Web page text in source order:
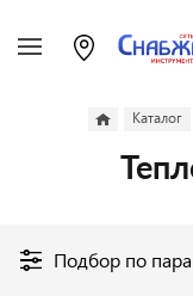
Каталог
Подбор по